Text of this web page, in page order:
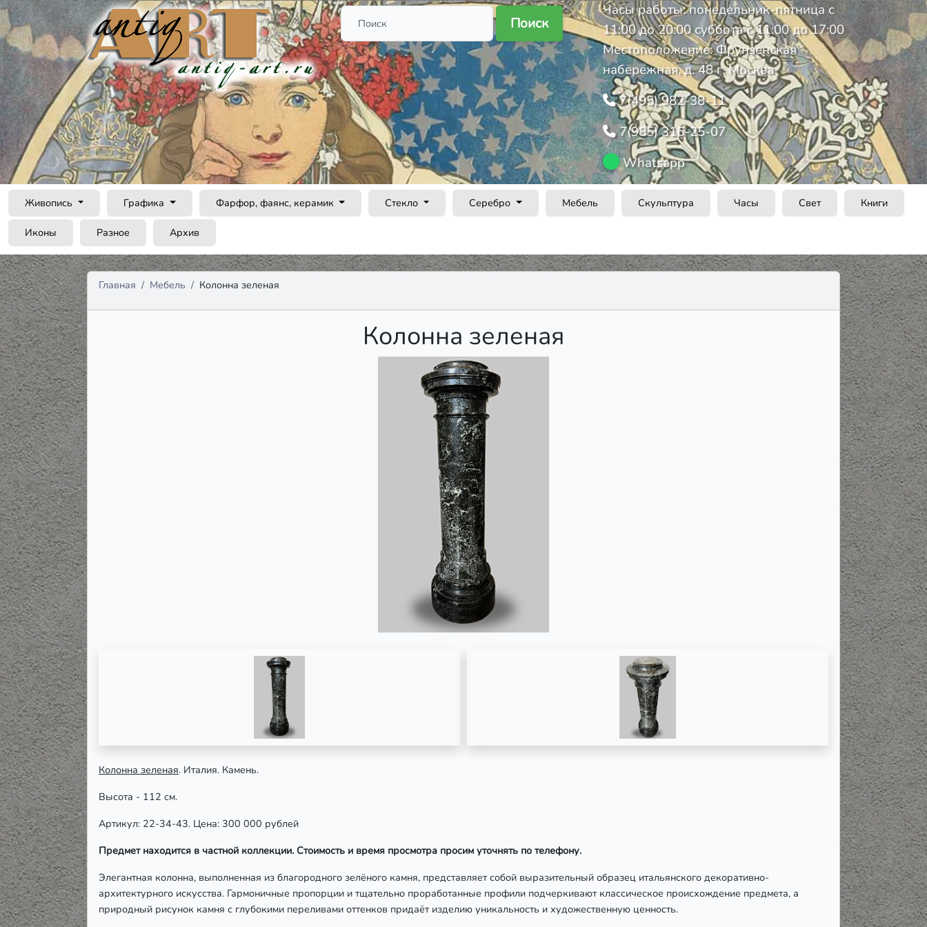
Поиск
Часы работы: понедельник-пятница с
11:00 до 20:00 суббота с 11:00 до 17:00
Местоположение: Фрунзенская
набережная, д. 48 г. Москва
7(495) 982-38-11
7(985) 316-25-07
Whatsapp
Живопись Графика Фарфор, фаянс, керамик Стекло Серебро Мебель Скульптура Часы Свет Книги
Иконы Разное Архив
Главная Мебель Колонна зеленая
Колонна зеленая
Колонна зеленая. Италия. Камень.
Высота - 112 см.
Артикул: 22-34-43. Цена: 300 000 рублей
Предмет находится в частной коллекции. Стоимость и время просмотра просим уточнять по телефону.
Элегантная колонна, выполненная из благородного зелёного камня, представляет собой выразительный образец итальянского декоративно-
архитектурного искусства. Гармоничные пропорции и тщательно проработанные профили подчеркивают классическое происхождение предмета, а
природный рисунок камня с глубокими переливами оттенков придаёт изделию уникальность и художественную ценность.